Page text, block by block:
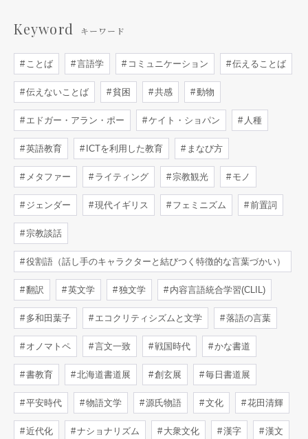
Keyword キーワード
ことば 言語学 コミュニケーション 伝えることば
伝えないことば 貧困 共感 動物
エドガー・アラン・ポー ケイト・ショパン 人種
英語教育 ICTを利用した教育 まなび方
メタファー ライティング 宗教観光 モノ
ジェンダー 現代イギリス フェミニズム 前置詞
宗教談話
役割語（話し手のキャラクターと結びつく特徴的な言葉づかい）
翻訳 英文学 独文学 内容言語統合学習(CLIL)
多和田葉子 エコクリティシズムと文学 落語の言葉
オノマトペ 言文一致 戦国時代 かな書道
書教育 北海道書道展 創玄展 毎日書道展
平安時代 物語文学 源氏物語 文化 花田清輝
近代化 ナショナリズム 大衆文化 漢字 漢文